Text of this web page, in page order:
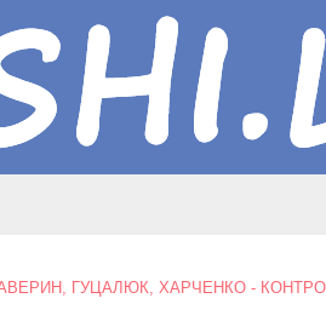
ГУЦАЛЮК, ХАРЧЕНКО -